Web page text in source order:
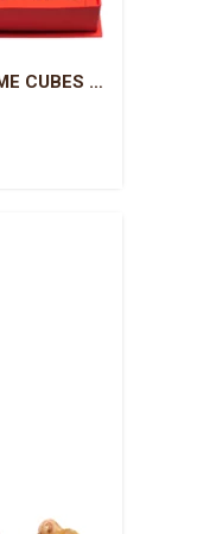
BOMBONIERKA SUPREME CUBES 250 G